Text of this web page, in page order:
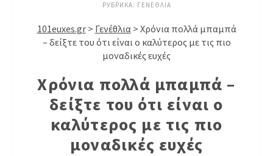
РУБРИКА: ΓΕΝΈΘΛΙΑ
101euxes.gr> Γενέθλια> Χρόνια πολλά μπαμπά
– δείξτε του ότι είναι ο καλύτερος με τις πιο
μοναδικές ευχές
Χρόνια πολλά μπαμπά –
δείξτε του ότι είναι ο
καλύτερος με τις πιο
μοναδικές ευχές